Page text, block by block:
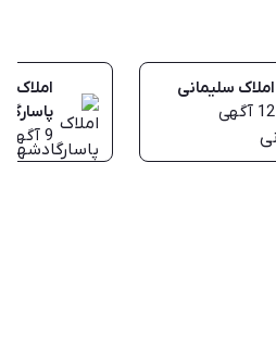
املاک سلیمانی
12 آگهی
املاک
9 آگهی